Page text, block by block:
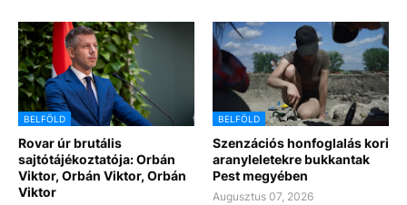
BELFÖLD
Rovar úr brutális
sajtótájékoztatója: Orbán
Viktor, Orbán Viktor, Orbán
Viktor
BELFÖLD
Szenzációs honfoglalás kori
aranyleletekre bukkantak
Pest megyében
Augusztus 07, 2026